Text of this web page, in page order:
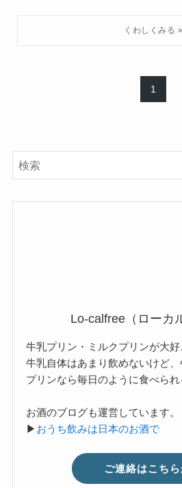
1
Lo-calfree（ローカ
牛乳プリン・ミルクプリンが大好
牛乳自体はあまり飲めないけど
プリンなら毎日のように食べられ
お酒のブログも運営しています。
▶ おうち飲みは日本のお酒で
ご連絡はこちら